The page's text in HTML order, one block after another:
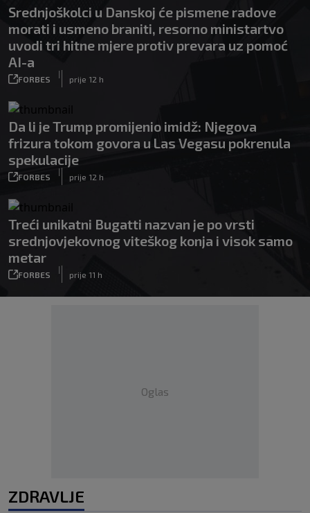
Srednjoškolci u Danskoj će pismene radove
morati i usmeno braniti, resorno ministartvo
uvodi tri hitne mjere protiv prevara uz pomoć
AI-a
FORBES
|
prije 12 h
Da li je Trump promijenio imidž: Njegova
frizura tokom govora u Las Vegasu pokrenula
spekulacije
FORBES
|
prije 12 h
Treći unikatni Bugatti nazvan je po vrsti
srednjovjekovnog viteškog konja i visok samo
metar
FORBES
|
prije 11 h
Oglas
ZDRAVLJE